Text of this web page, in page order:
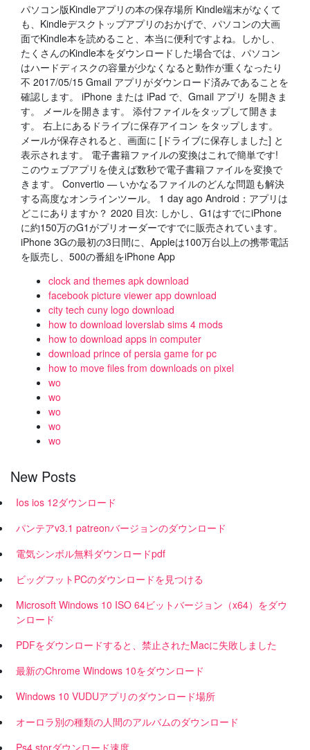
パソコン版Kindleアプリの本の保存場所 Kindle端末がなくて
も、Kindleデスクトップアプリのおかげで、パソコンの大画
面でKindle本を読めること、本当に便利ですよね。しかし、
たくさんのKindle本をダウンロードした場合では、パソコン
はハードディスクの容量が少なくなると動作が重くなったり
不 2017/05/15 Gmail アプリがダウンロード済みであることを
確認します。 iPhone または iPad で、Gmail アプリ を開きま
す。 メールを開きます。 添付ファイルをタップして開きま
す。 右上にあるドライブに保存アイコン をタップします。
メールが保存されると、画面に [ドライブに保存しました] と
表示されます。 電子書籍ファイルの変換はこれで簡単です!
このウェブアプリを使えば数秒で電子書籍ファイルを変換で
きます。 Convertio — いかなるファイルのどんな問題も解決
する高度なオンラインツール。 1 day ago Android：アプリは
どこにありますか？ 2020 目次: しかし、G1はすでにiPhone
に約150万のG1がプリオーダーですでに販売されています。
iPhone 3Gの最初の3日間に、Appleは100万台以上の携帯電話
を販売し、500の番組をiPhone App
clock and themes apk download
facebook picture viewer app download
city tech cuny logo download
how to download loverslab sims 4 mods
how to download apps in computer
download prince of persia game for pc
how to move files from downloads on pixel
wo
wo
wo
wo
wo
New Posts
Ios ios 12ダウンロード
パンテアv3.1 patreonバージョンのダウンロード
電気シンボル無料ダウンロードpdf
ビッグフットPCのダウンロードを見つける
Microsoft Windows 10 ISO 64ビットバージョン（x64）をダウ
ンロード
PDFをダウンロードすると、禁止されたMacに失敗しました
最新のChrome Windows 10をダウンロード
Windows 10 VUDUアプリのダウンロード場所
オーロラ別の種類の人間のアルバムのダウンロード
Ps4 storダウンロード速度